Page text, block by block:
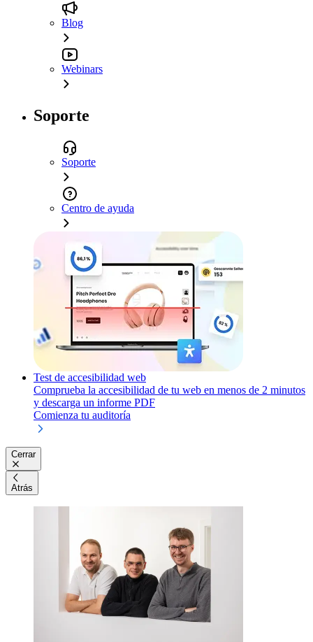
Blog
Webinars
Soporte
Soporte
Centro de ayuda
Test de accesibilidad web
Comprueba la accesibilidad de tu web en menos de 2 minutos
y descarga un informe PDF
Comienza tu auditoría
Cerrar
Atrás